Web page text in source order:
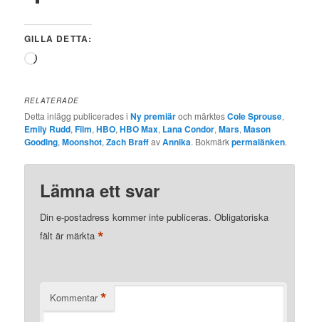
GILLA DETTA:
Laddar
RELATERADE
Detta inlägg publicerades iNy premiäroch märktesCole Sprouse,
Emily Rudd,Film,HBO,HBO Max, Lana Condor,Mars,Mason
Gooding,Moonshot,Zach BraffavAnnika. Bokmärkpermalänken.
Lämna ett svar
Din e-postadress kommer inte publiceras. Obligatoriska
fält är märkta*
Kommentar *